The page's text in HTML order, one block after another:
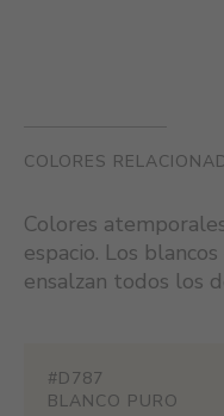
COLORES
Colores
espacio. Los
ensalzan todos los
#D787
BLANCO PURO